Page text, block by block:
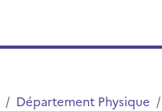
Département Physique